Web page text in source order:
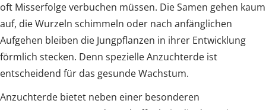
oft Misserfolge verbuchen müssen. Die Samen gehen kaum
auf, die Wurzeln schimmeln oder nach anfänglichen
Aufgehen bleiben die Jungpflanzen in ihrer Entwicklung
förmlich stecken. Denn spezielle Anzuchterde ist
entscheidend für das gesunde Wachstum.
Anzuchterde bietet neben einer besonderen